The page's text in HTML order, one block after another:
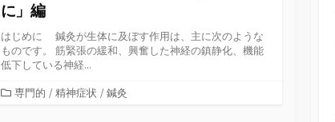
に」編
はじめに 鍼灸が生体に及ぼす作用は、主に次のような
ものです。 筋緊張の緩和、興奮した神経の鎮静化、機能
低下している神経...
カ専門的 / 精神症状 / 鍼灸